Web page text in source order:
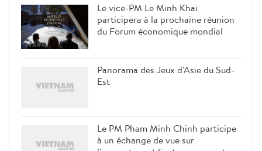
Le vice-PM Le Minh Khai
participera à la prochaine réunion
du Forum économique mondial
Panorama des Jeux d'Asie du Sud-
Est
Le PM Pham Minh Chinh participe
à un échange de vue sur